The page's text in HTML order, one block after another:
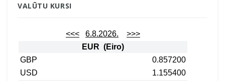
VALŪTU KURSI